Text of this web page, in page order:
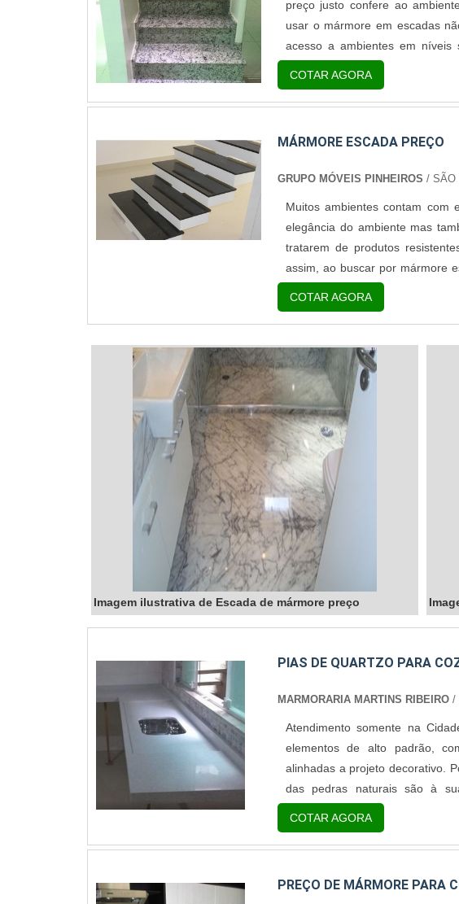
preço justo confere ao
usar o mármore em escadas
acesso a ambientes em níveis
granito, pois possui em sua
escada Puxado para o pr...
COTAR AGORA
MÁRMORE ESCADA PREÇO
GRUPO MÓVEIS PINHEIROS / SÃO
Muitos ambientes contam com
elegância do ambiente mas
tratarem de produtos
assim, ao buscar por mármore
ser levado em consideração.
mais procurados no mercado é a
COTAR AGORA
Imagem ilustrativa de Escada de mármore preço
PIAS DE QUARTZO PARA
MARMORARIA MARTINS RIBEIRO/
Atendimento somente na
elementos de alto padrão,
alinhadas a projeto decorativo.
das pedras naturais são à
coloração e formatos para
Superfície livre de fungos e
Variedad.
COTAR AGORA
PREÇO DE MÁRMORE PARA